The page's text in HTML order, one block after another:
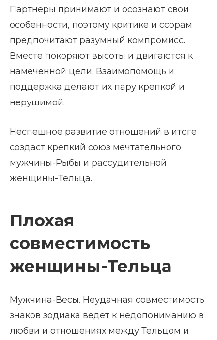
Партнеры принимают и осознают свои
особенности, поэтому критике и ссорам
предпочитают разумный компромисс.
Вместе покоряют высоты и двигаются к
намеченной цели. Взаимопомощь и
поддержка делают их пару крепкой и
нерушимой.
Неспешное развитие отношений в итоге
создаст крепкий союз мечтательного
мужчины-Рыбы и рассудительной
женщины-Тельца.
Плохая
совместимость
женщины-Тельца
Мужчина-Весы. Неудачная совместимость
знаков зодиака ведет к недопониманию в
любви и отношениях между Тельцом и